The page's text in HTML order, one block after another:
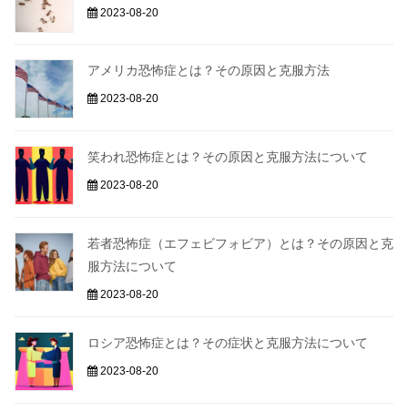
2023-08-20
アメリカ恐怖症とは？その原因と克服方法
2023-08-20
笑われ恐怖症とは？その原因と克服方法について
2023-08-20
若者恐怖症（エフェビフォビア）とは？その原因と克
服方法について
2023-08-20
ロシア恐怖症とは？その症状と克服方法について
2023-08-20